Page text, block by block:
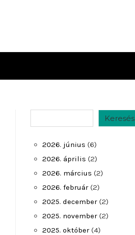
Keresés
2026. június (6)
2026. április (2)
2026. március (2)
2026. február (2)
2025. december (2)
2025. november (2)
2025. október (4)